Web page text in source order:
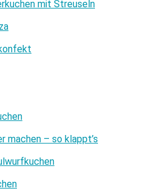
mit Streuseln
machen – so klappt’s